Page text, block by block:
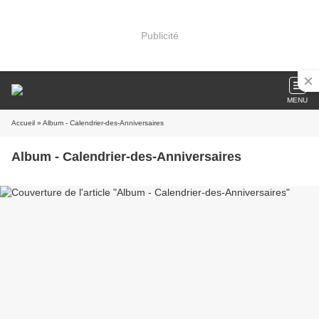
Publicité
MENU
Accueil » Album - Calendrier-des-Anniversaires
Album - Calendrier-des-Anniversaires